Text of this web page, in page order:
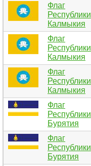
Флаг
Республики
Калмыкия
Флаг
Республики
Калмыкия
Флаг
Республики
Калмыкия
Флаг
Республики
Бурятия
Флаг
Республики
Бурятия